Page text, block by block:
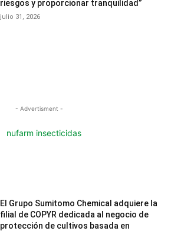
riesgos y proporcionar tranquilidad”
julio 31, 2026
- Advertisment -
El Grupo Sumitomo Chemical adquiere la
filial de COPYR dedicada al negocio de
protección de cultivos basada en